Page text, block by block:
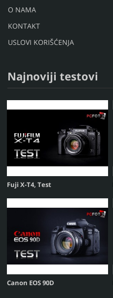
O NAMA
KONTAKT
USLOVI KORIŠĆENJA
Najnoviji testovi
Fuji X-T4, Test
Canon EOS 90D